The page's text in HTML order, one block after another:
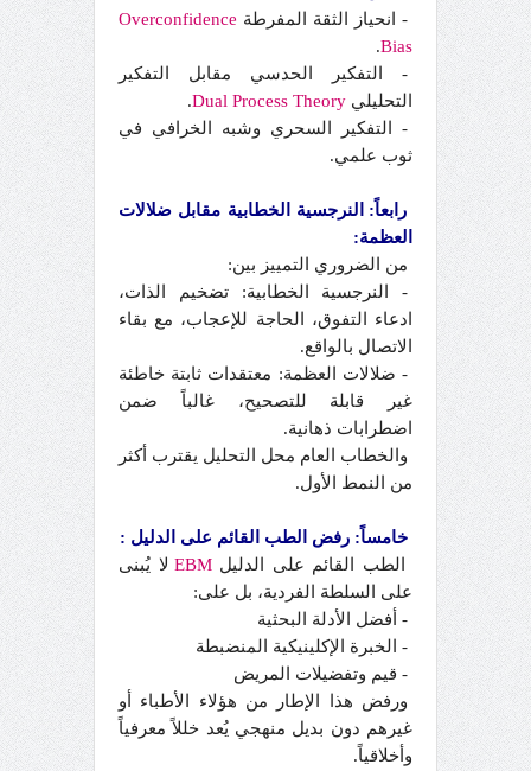
- انحياز الثقة المفرطة Overconfidence
Bias
.
- التفكير الحدسي مقابل التفكير
التحليلي Dual Process Theory
.
- التفكير السحري وشبه الخرافي في
ثوب علمي.
رابعاً: النرجسية الخطابية مقابل ضلالات
العظمة:
من الضروري التمييز بين:
- النرجسية الخطابية: تضخيم الذات،
ادعاء التفوق، الحاجة للإعجاب، مع بقاء
الاتصال بالواقع.
- ضلالات العظمة: معتقدات ثابتة خاطئة
غير قابلة للتصحيح، غالباً ضمن
اضطرابات ذهانية.
والخطاب العام محل التحليل يقترب أكثر
من النمط الأول.
خامساً: رفض الطب القائم على الدليل :
الطب القائم على الدليلEBM لا يُبنى
على السلطة الفردية، بل على:
- أفضل الأدلة البحثية
- الخبرة الإكلينيكية المنضبطة
- قيم وتفضيلات المريض
ورفض هذا الإطار من هؤلاء الأطباء أو
غيرهم دون بديل منهجي يُعد خللاً معرفياً
وأخلاقياً.